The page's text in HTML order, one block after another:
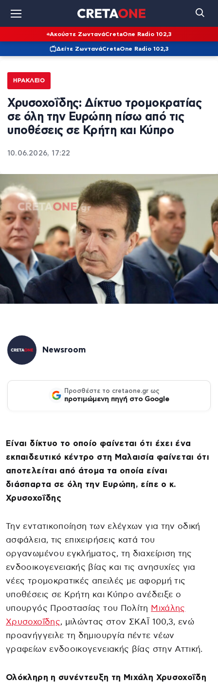
Ακούστε ΖωντανάCretaOne Radio 102,3
Δείτε ΖωντανάCretaOne Radio 102,3
ΗΡΆΚΛΕΙΟ
Χρυσοχοΐδης: Δίκτυο τρομοκρατίας
σε όλη την Ευρώπη πίσω από τις
υποθέσεις σε Κρήτη και Κύπρο
10.06.2026, 17:22
Newsroom
Προσθέστε το cretaone.gr ως
προτιμώμενη πηγή στο Google
Είναι δίκτυο το οποίο φαίνεται ότι έχει ένα
εκπαιδευτικό κέντρο στη Μαλαισία φαίνεται ότι
αποτελείται από άτομα τα οποία είναι
διάσπαρτα σε όλη την Ευρώπη, είπε ο κ.
Χρυσοχοΐδης
Την εντατικοποίηση των ελέγχων για την οδική
ασφάλεια, τις επιχειρήσεις κατά του
οργανωμένου εγκλήματος, τη διαχείριση της
ενδοοικογενειακής βίας και τις ανησυχίες για
νέες τρομοκρατικές απειλές με αφορμή τις
υποθέσεις σε Κρήτη και Κύπρο ανέδειξε ο
υπουργός Προστασίας του Πολίτη Μιχάλης
Χρυσοχοΐδης, μιλώντας στον ΣΚΑΪ 100,3, ενώ
προανήγγειλε τη δημιουργία πέντε νέων
γραφείων ενδοοικογενειακής βίας στην Αττική.
Ολόκληρη η συνέντευξη τη Μιχάλη Χρυσοχοΐδη